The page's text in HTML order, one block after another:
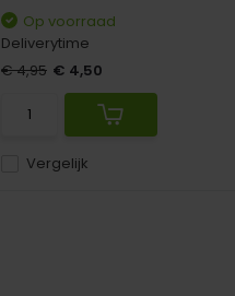
Vergelijk
Op voorraad
Deliverytime
€ 4,95 € 4,50